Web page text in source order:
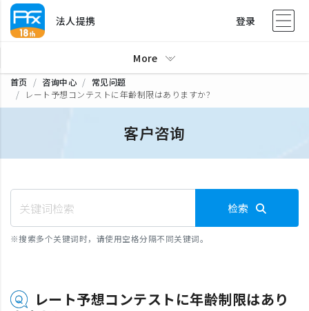
法人提携 登录
More
首页 咨询中心
常见问题
レート予想コンテストに年齢制限はありますか？
客户咨询
检索
※搜索多个关键词时，请使用空格分隔不同关键词。
レート予想コンテストに年齢制限はあり